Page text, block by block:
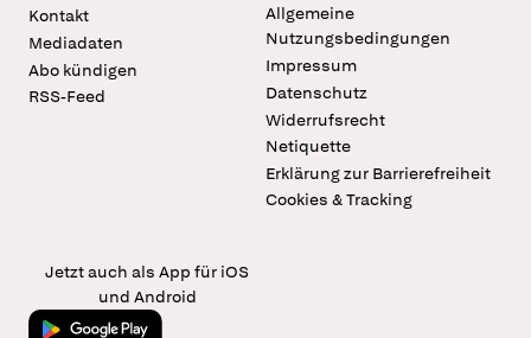
Kontakt
Mediadaten
Abo kündigen
RSS-Feed
Allgemeine
Nutzungsbedingungen
Impressum
Datenschutz
Widerrufsrecht
Netiquette
Erklärung zur Barrierefreiheit
Cookies & Tracking
Jetzt auch als App für iOS
und Android
Jetzt bei Google Play